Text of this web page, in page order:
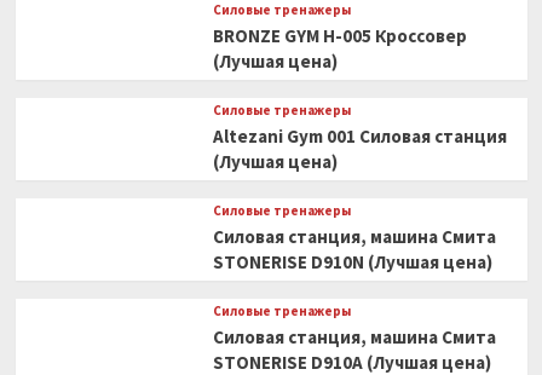
Силовые тренажеры
BRONZE GYM H-005 Кроссовер
(Лучшая цена)
Силовые тренажеры
Altezani Gym 001 Силовая станция
(Лучшая цена)
Силовые тренажеры
Силовая станция, машина Смита
STONERISE D910N (Лучшая цена)
Силовые тренажеры
Силовая станция, машина Смита
STONERISE D910A (Лучшая цена)